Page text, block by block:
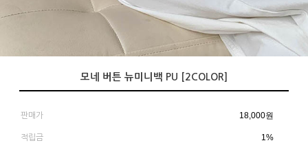
모네 버튼 뉴미니백 PU [2COLOR]
판매가 18,000원
적립금 1%